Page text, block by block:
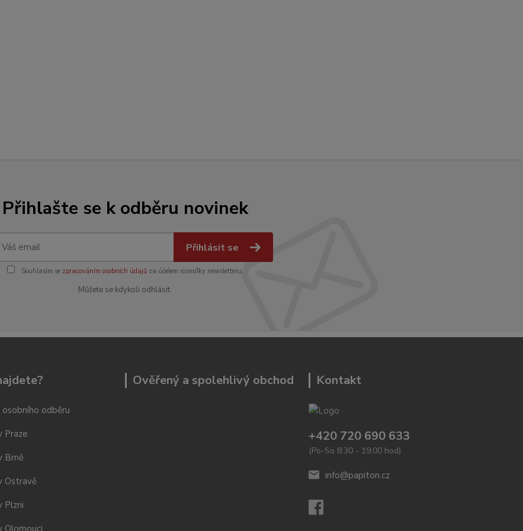
Přihlašte se k odběru novinek
Přihlásit se
Souhlasím se zpracováním osobních údajůza účelem rozesílky newsletteru.
Můžete se kdykoli odhlásit.
odběru
Praze
Brně
Ostravě
Plzni
Olomouci
Ověřený a spolehlivý obchod Kontakt
+420 720 690 633
(Po-So 8:30 - 19:00 hod)
info@papiton.cz